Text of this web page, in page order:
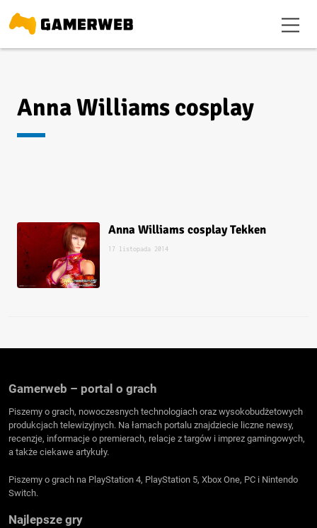
Anna Williams cosplay
Anna Williams cosplay Tekken
17 listopada 2014
Gamerweb – portal o grach
Piszemy o grach, nowoczesnych technologiach oraz wysokobudżetowych
produkcjach telewizyjnych. Na łamach portalu znajdziecie liczne newsy,
recenzje, informacje o premierach, relacje z targów i imprez gamingowych,
a także ciekawe artykuły.
Piszemy o grach na PlayStation 4, PlayStation 5, Xbox One, PC i Nintendo
Switch.
Najlepsze gry